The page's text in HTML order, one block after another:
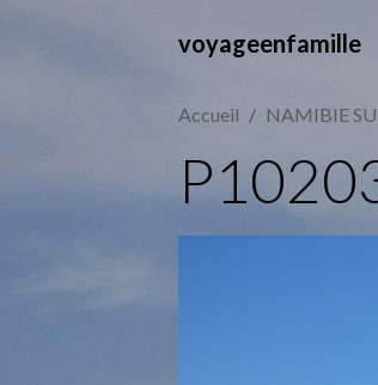
voyageenfamille
Accueil NAMIBIE